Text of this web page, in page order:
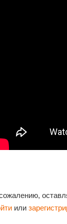
или